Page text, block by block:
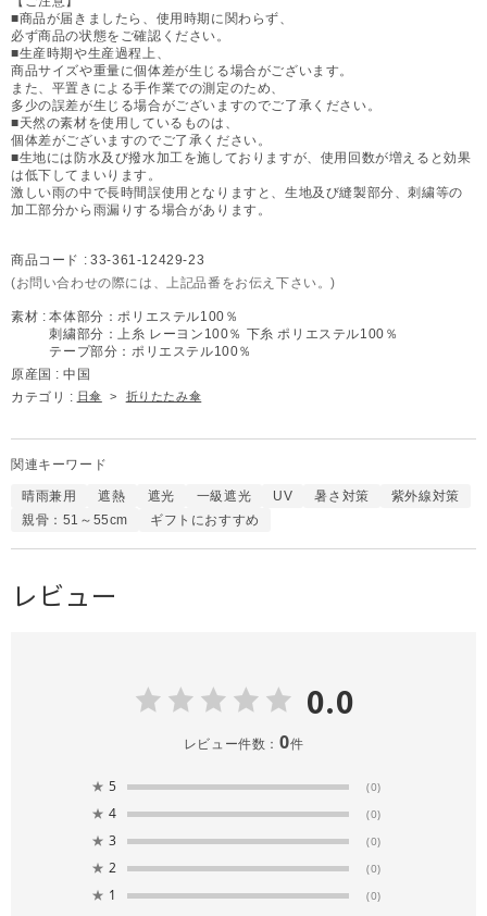
■商品が届きましたら、使用時期に関わらず、
必ず商品の状態をご確認ください。
■生産時期や生産過程上、
商品サイズや重量に個体差が生じる場合がございます。
また、平置きによる手作業での測定のため、
多少の誤差が生じる場合がございますのでご了承ください。
■天然の素材を使用しているものは、
個体差がございますのでご了承ください。
■生地には防水及び撥水加工を施しておりますが、使用回数が増えると効果
は低下してまいります。
激しい雨の中で長時間誤使用となりますと、生地及び縫製部分、刺繍等の
加工部分から雨漏りする場合があります。
商品コード : 33-361-12429-23
(お問い合わせの際には、上記品番をお伝え下さい。)
素材 : 本体部分：ポリエステル100％
刺繍部分：上糸 レーヨン100％ 下糸 ポリエステル100％
テープ部分：ポリエステル100％
原産国 : 中国
カテゴリ : 日傘 > 折りたたみ傘
関連キーワード
晴雨兼用 遮熱 遮光 一級遮光 UV 暑さ対策
紫外線対策
親骨：51～55cm
ギフトにおすすめ
レビュー
0.0
レビュー件数： 0件
★ 5 (0)
★ 4 (0)
★ 3 (0)
★ 2 (0)
★ 1 (0)